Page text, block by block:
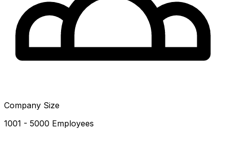
Company Size
1001 - 5000 Employees